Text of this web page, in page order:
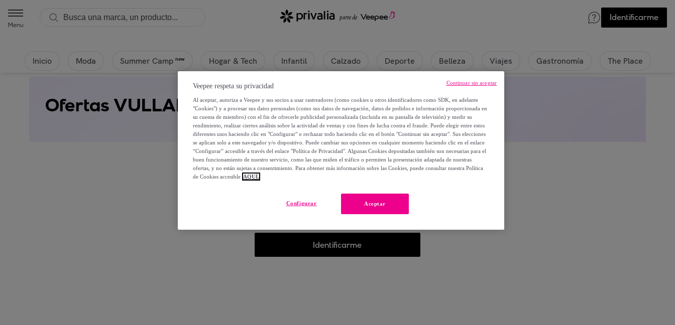
Menu
Identificarme
Inicio Moda Summer Camp new Hogar & Tech Infantil Calzado Deporte Belleza Viajes Gastronomía The Place
Ofertas VULLADI
Regístrate y accede a todos los productos visibles para nuestros miembros.
Identificarme
Veepee respeta su privacidad
Al aceptar, autoriza a Veepee y sus socios a usar rastreadores (como cookies u otros identificadores como SDK, en adelante
"Cookies") y a procesar sus datos personales (como sus datos de navegación, datos de pedidos e información proporcionada en
su cuenta de miembro) con el fin de ofrecerle publicidad personalizada (incluida en su pantalla de televisión) y medir su
rendimiento, realizar ciertos análisis sobre la actividad de ventas y con fines de lucha contra el fraude. Puede elegir entre estos
diferentes usos haciendo clic en "Configurar" o rechazar todo haciendo clic en el botón "Continuar sin aceptar". Sus elecciones
se aplican solo a este navegador y/o dispositivo. Puede cambiar sus opciones en cualquier momento haciendo clic en el enlace
“Configurar” accesible a través del enlace "Política de Privacidad". Algunas Cookies depositadas también son necesarias para el
buen funcionamiento de nuestro servicio, como las que miden el tráfico o permiten la presentación adaptada de nuestras
ofertas, y no están sujetas a consentimiento. Para obtener más información sobre las Cookies, puede consultar nuestra Política
de Cookies accesible AQUÍ.
Aceptar
Configurar
Continuar sin aceptar